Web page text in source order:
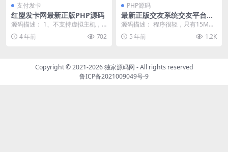
支付发卡
红盟发卡网最新正版PHP源码
源码描述： 1、不支持虚拟主机，
需服务器或宝塔主机 2、php>=7.
2，...4 年前 702
PHP源码
最新正版交友系统交友平台源
码/支持H5/小程序/可封装
源码描述： 程序很轻，只有15M
多，看起来应该不是什么正经交友
了，钓凯子专用吧·...
5 年前 1.2K
Copyright © 2021-2026独家源码网 - All rights reserved
鲁ICP备2021009049号-9